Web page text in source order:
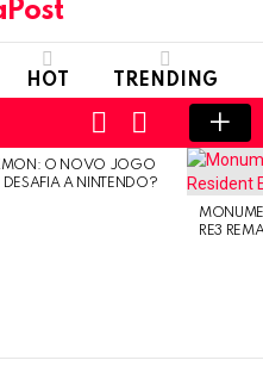
HOT TRENDING
SWITCH
SKIN
LOGIN
O NOVO JOGO
DESAFIA A NINTENDO?
RE3